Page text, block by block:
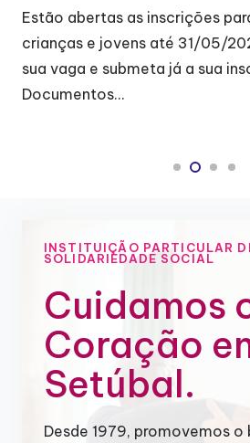
Estão abertas as inscrições
crianças e jovens até 31/05/
sua vaga e submeta já a sua
Documentos…
INSTITUIÇÃO PARTICULAR
SOLIDARIEDADE SOCIAL
Cuidamos
Coração
Setúbal.
Desde 1979, promovemos